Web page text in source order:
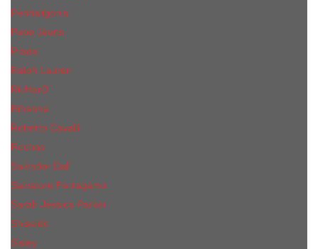
Penhaligon's
Pepe Jeans
Prada
Ralph Lauren
RicHarD
Rihanna
Roberto Cavalli
Rochas
Salvador Dali
Salvatore Ferragamo
Sarah Jessica Parker
Shiseido
Sisley